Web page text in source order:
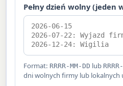
Pełny dzień wolny (jeden
Format: RRRR-MM-DD lub
dni wolnych firmy lub lokalnych